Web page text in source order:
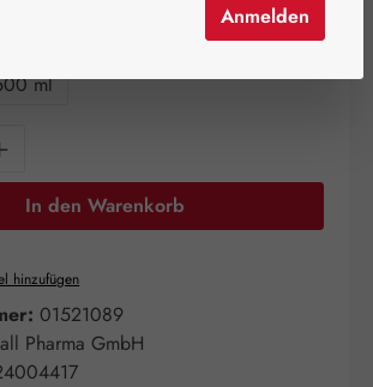
ml
Gib den gewünschten
In den Warenkorb
hinzufügen
01521089
Pharma GmbH
Anmelden